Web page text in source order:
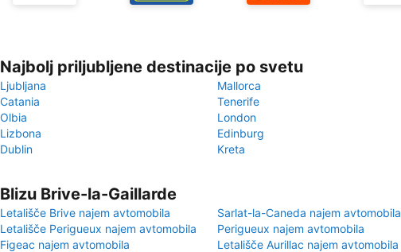
Najbolj priljubljene destinacije po svetu
Ljubljana
Mallorca
Catania
Tenerife
Olbia
London
Lizbona
Edinburg
Dublin
Kreta
Blizu Brive-la-Gaillarde
Letališče Brive najem avtomobila
Sarlat-la-Caneda najem avtomobila
Letališče Perigueux najem avtomobila
Perigueux najem avtomobila
Figeac najem avtomobila
Letališče Aurillac najem avtomobila